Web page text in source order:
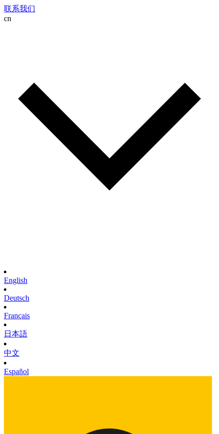
联系我们
cn
English
Deutsch
Français
日本語
中文
Español